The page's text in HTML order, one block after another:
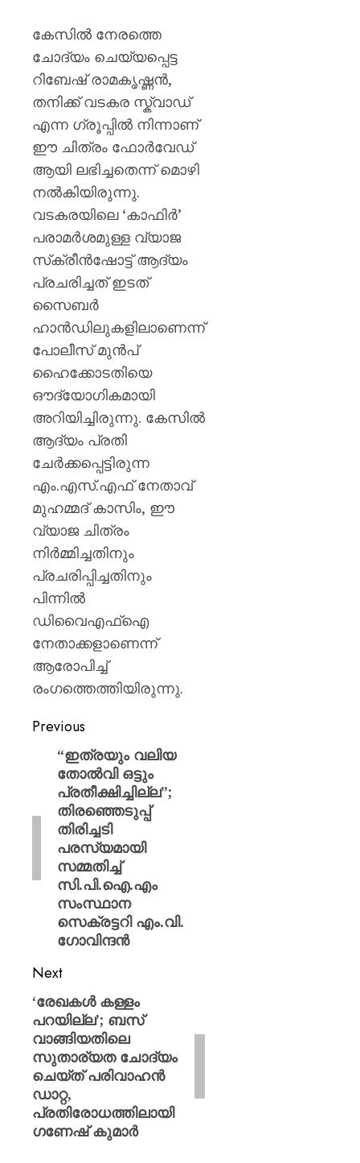
കേസിൽ നേരത്തെ
ചോദ്യം ചെയ്യപ്പെട്ട
റിബേഷ് രാമകൃഷ്ണൻ,
തനിക്ക് വടകര സ്ക്വാഡ്
എന്ന ഗ്രൂപ്പിൽ നിന്നാണ്
ഈ ചിത്രം ഫോർവേഡ്
ആയി ലഭിച്ചതെന്ന് മൊഴി
നൽകിയിരുന്നു.
വടകരയിലെ ‘കാഫിർ’
പരാമർശമുള്ള വ്യാജ
സ്‌ക്രീൻഷോട്ട് ആദ്യം
പ്രചരിച്ചത് ഇടത്
സൈബർ
ഹാൻഡിലുകളിലാണെന്ന്
പോലീസ് മുൻപ്
ഹൈക്കോടതിയെ
ഔദ്യോഗികമായി
അറിയിച്ചിരുന്നു. കേസിൽ
ആദ്യം പ്രതി
ചേർക്കപ്പെട്ടിരുന്ന
എം.എസ്.എഫ് നേതാവ്
മുഹമ്മദ് കാസിം, ഈ
വ്യാജ ചിത്രം
നിർമ്മിച്ചതിനും
പ്രചരിപ്പിച്ചതിനും
പിന്നിൽ
ഡിവൈഎഫ്ഐ
നേതാക്കളാണെന്ന്
ആരോപിച്ച്
രംഗത്തെത്തിയിരുന്നു.
Previous
“ഇത്രയും വലിയ
തോൽവി ഒട്ടും
പ്രതീക്ഷിച്ചില്ല”;
തിരഞ്ഞെടുപ്പ്
തിരിച്ചടി
പരസ്യമായി
സമ്മതിച്ച്
സി.പി.ഐ.എം
സംസ്ഥാന
സെക്രട്ടറി എം.വി.
ഗോവിന്ദൻ
Next
‘രേഖകൾ കള്ളം
പറയില്ല’; ബസ്
വാങ്ങിയതിലെ
സുതാര്യത ചോദ്യം
ചെയ്ത് പരിവാഹൻ
ഡാറ്റ,
പ്രതിരോധത്തിലായി
ഗണേഷ് കുമാർ